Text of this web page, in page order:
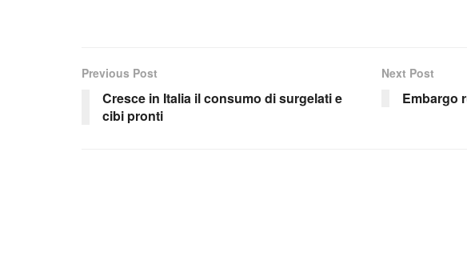
Previous Post
Cresce in Italia il consumo di surgelati e
cibi pronti
Next Post
Embargo